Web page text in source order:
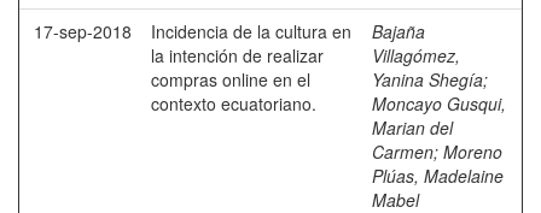
17-sep-2018
Incidencia de la cultura en
la intención de realizar
compras online en el
contexto ecuatoriano.
Bajaña
Villagómez,
Yanina Shegía;
Moncayo Gusqui,
Marian del
Carmen; Moreno
Plúas, Madelaine
Mabel